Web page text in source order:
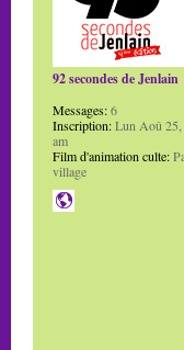
92 secondes de Jenlain
Messages:6
Inscription:Lun Aoû
am
Film d'animation culte:
village